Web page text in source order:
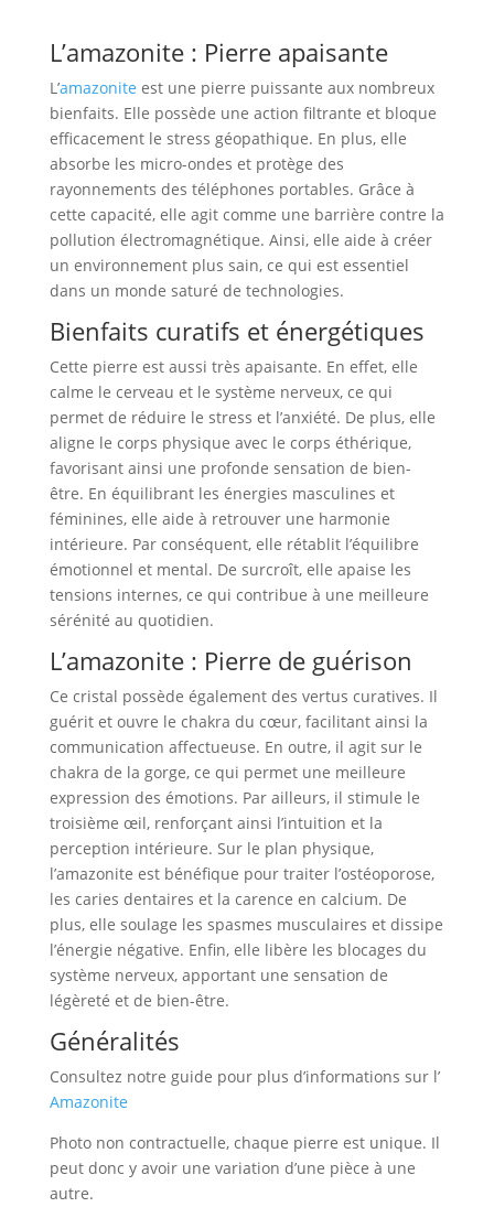
L’amazonite : Pierre apaisante
L’amazonite est une pierre puissante aux nombreux
bienfaits. Elle possède une action filtrante et bloque
efficacement le stress géopathique. En plus, elle
absorbe les micro-ondes et protège des
rayonnements des téléphones portables. Grâce à
cette capacité, elle agit comme une barrière contre la
pollution électromagnétique. Ainsi, elle aide à créer
un environnement plus sain, ce qui est essentiel
dans un monde saturé de technologies.
Bienfaits curatifs et énergétiques
Cette pierre est aussi très apaisante. En effet, elle
calme le cerveau et le système nerveux, ce qui
permet de réduire le stress et l’anxiété. De plus, elle
aligne le corps physique avec le corps éthérique,
favorisant ainsi une profonde sensation de bien-
être. En équilibrant les énergies masculines et
féminines, elle aide à retrouver une harmonie
intérieure. Par conséquent, elle rétablit l’équilibre
émotionnel et mental. De surcroît, elle apaise les
tensions internes, ce qui contribue à une meilleure
sérénité au quotidien.
L’amazonite : Pierre de guérison
Ce cristal possède également des vertus curatives. Il
guérit et ouvre le chakra du cœur, facilitant ainsi la
communication affectueuse. En outre, il agit sur le
chakra de la gorge, ce qui permet une meilleure
expression des émotions. Par ailleurs, il stimule le
troisième œil, renforçant ainsi l’intuition et la
perception intérieure. Sur le plan physique,
l’amazonite est bénéfique pour traiter l’ostéoporose,
les caries dentaires et la carence en calcium. De
plus, elle soulage les spasmes musculaires et dissipe
l’énergie négative. Enfin, elle libère les blocages du
système nerveux, apportant une sensation de
légèreté et de bien-être.
Généralités
Consultez notre guide pour plus d’informations sur l’
Amazonite
Photo non contractuelle, chaque pierre est unique. Il
peut donc y avoir une variation d’une pièce à une
autre.